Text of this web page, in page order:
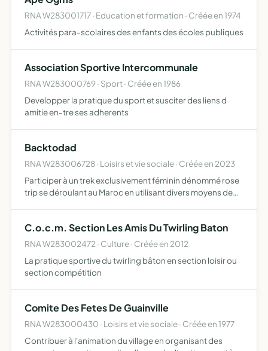
RNA W283001717 · Education et formation · Créée en 1974
Activités para-scolaires des enfants des écoles publiques
Association Sportive Intercommunale
RNA W283000769 · Sport · Créée en 1986
Developper la pratique du sport et susciter des liens d
amitie en-tre ses adherents
Backtodad
RNA W283006728 · Loisirs et vie sociale · Créée en 2023
Participer à un trek exclusivement féminin dénommé rose
trip se déroulant au Maroc en utilisant divers moyens de
o…
C.o.c.m. Section Les Amis Du Twirling Baton
RNA W283002472 · Culture · Créée en 2012
La pratique sportive du twirling bâton en section loisir ou
section compétition
Comite Des Fetes De Guainville
RNA W283000430 · Loisirs et vie sociale · Créée en 1977
Contribuer à l'animation du village en organisant des